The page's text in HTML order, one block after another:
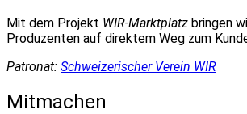
Mit dem Projekt WIR-Marktplatz bringen
Produzenten auf direktem Weg zum
Patronat: Schweizerischer Verein WIR
Mitmachen